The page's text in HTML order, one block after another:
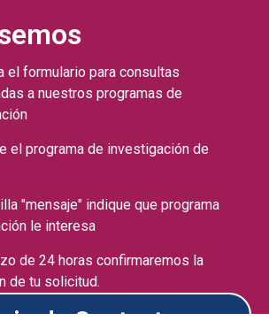
de Contacto
el formulario para consultas
a nuestros programas de
el programa de investigación de
"mensaje" indique que programa
le interesa
de 24 horas confirmaremos la
de tu solicitud.